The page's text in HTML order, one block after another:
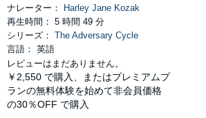
ナレーター：
Harley Jane Kozak
再生時間： 5 時間 49 分
シリーズ： The Adversary Cycle
言語： 英語
レビューはまだありません。
￥2,550 で購入、またはプレミアムプ
ランの無料体験を始めて非会員価格
の30％OFF で購入